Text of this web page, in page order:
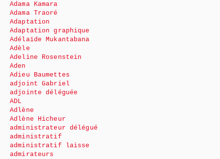
Adama Kamara
Adama Traoré
Adaptation
Adaptation graphique
Adélaïde Mukantabana
Adèle
Adeline Rosenstein
Aden
Adieu Baumettes
adjoint Gabriel
adjointe déléguée
ADL
Adlène
Adlène Hicheur
administrateur délégué
administratif
administratif laisse
admirateurs